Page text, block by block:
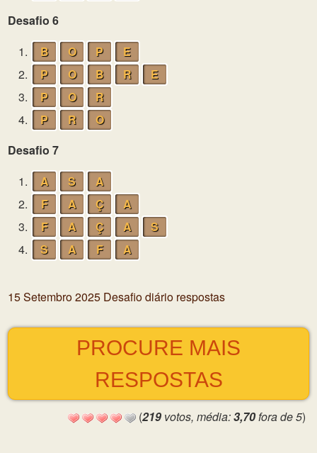
Desafio 6
1.
B O P
E
2.
P O B R
E
3.
P O
R
4.
P R
O
Desafio 7
1.
A S
A
2.
F A Ç
A
3.
F A Ç A
S
4.
S A F A
15 Setembro 2025 Desafio diário respostas
PROCURE MAIS
RESPOSTAS
(219 votos, média:3,70fora de 5)